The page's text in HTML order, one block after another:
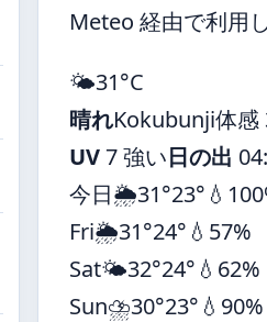
Meteo 経由で利用
🌤️31°C
晴れKokubunji体感
UV7 強い日の出
今日🌦️31°23°
Fri🌦️31°24° 💧57%
Sat🌤️32°24° 💧62%
Sun⛈️30°23° 💧90%